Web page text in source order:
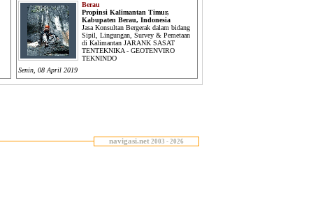
Berau
Propinsi Kalimantan Timur,
Kabupaten Berau, Indonesia
Jasa Konsultan Bergerak dalam bidang
Sipil, Lingungan, Survey & Pemetaan
di Kalimantan JARANK SASAT
TENTEKNIKA - GEOTENVIRO
TEKNINDO
Senin, 08 April 2019
navigasi.net 2003 - 2026